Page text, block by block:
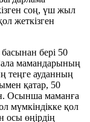
соң, үш жыл
жеткізген
бері 50
мамандарының
теңге ауданның
қатар, 50
Осынша маманға
мүмкіндікке қол
осы өңірдің